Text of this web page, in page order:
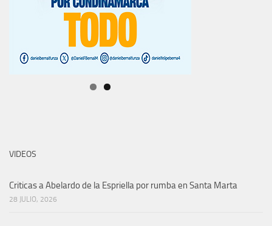
VIDEOS
Criticas a Abelardo de la Espriella por rumba en Santa Marta
28 JULIO, 2026